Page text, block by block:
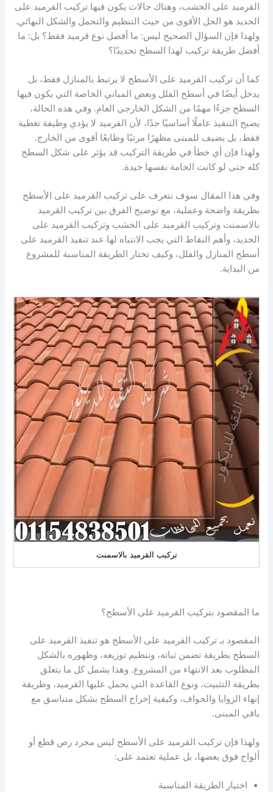
القرميد على الخشب، وهناك حالات يكون فيها تركيب القرميد على
الحديد هو الحل الأقوى من حيث التنظيم والتحمل والشكل النهائي.
ولهذا فإن السؤال الصحيح ليس: ما أفضل نوع قرميد فقط؟ بل: ما
أفضل طريقة تركيب لهذا السطح تحديدًا؟
كما أن تركيب القرميد على الأسطح لا يرتبط بالمنازل فقط، بل
يدخل أيضًا في أسطح الفلل وبعض المباني الخاصة التي يكون فيها
السطح جزءًا مهمًا من الشكل الخارجي العام. وفي هذه الحالة،
يصبح التنفيذ عاملًا أساسيًا جدًا، لأن القرميد لا يؤدي وظيفة تغطية
فقط، بل يضيف للمبنى مظهرًا مرتبًا وطابعًا أقوى من الخارج.
ولهذا فإن أي خطأ في طريقة التركيب قد يؤثر على شكل السطح
كله حتى لو كانت الخامة نفسها جيدة.
وفي هذا المقال سوف نتعرف على تركيب القرميد على الأسطح
بطريقة واضحة وعملية، مع توضيح الفرق بين تركيب القرميد
بالاسمنت وتركيب القرميد على الخشب وتركيب القرميد على
الحديد، وأهم النقاط التي يجب الانتباه لها عند تنفيذ القرميد على
أسطح المنازل والفلل، وكيف تختار الطريقة المناسبة للمشروع
من البداية.
تركيب القرميد بالاسمنت
ما المقصود بتركيب القرميد على الأسطح؟
المقصود بـ تركيب القرميد على الأسطح هو تنفيذ القرميد على
السطح بطريقة تضمن ثباته، وتنظيم توزيعه، وظهوره بالشكل
المطلوب بعد الانتهاء من المشروع. وهذا يشمل كل ما يتعلق
بطريقة التثبيت، ونوع القاعدة التي يحمل عليها القرميد، وطريقة
إنهاء الزوايا والحواف، وكيفية إخراج السطح بشكل متناسق مع
باقي المبنى.
ولهذا فإن تركيب القرميد على الأسطح ليس مجرد رص قطع أو
ألواح فوق بعضها، بل عملية تعتمد على:
اختيار الطريقة المناسبة